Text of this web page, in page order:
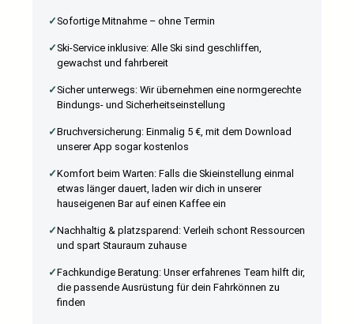
✓Sofortige Mitnahme – ohne Termin
✓Ski-Service inklusive: Alle Ski sind geschliffen,
gewachst und fahrbereit
✓Sicher unterwegs: Wir übernehmen eine normgerechte
Bindungs- und Sicherheitseinstellung
✓Bruchversicherung: Einmalig 5 €, mit dem Download
unserer App sogar kostenlos
✓Komfort beim Warten: Falls die Skieinstellung einmal
etwas länger dauert, laden wir dich in unserer
hauseigenen Bar auf einen Kaffee ein
✓Nachhaltig & platzsparend: Verleih schont Ressourcen
und spart Stauraum zuhause
✓Fachkundige Beratung: Unser erfahrenes Team hilft dir,
die passende Ausrüstung für dein Fahrkönnen zu
finden